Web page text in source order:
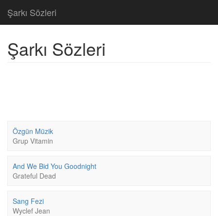
Şarkı Sözleri
Şarkı Sözleri
Özgün Müzik
Grup Vitamin
And We Bid You Goodnight
Grateful Dead
Sang Fezi
Wyclef Jean